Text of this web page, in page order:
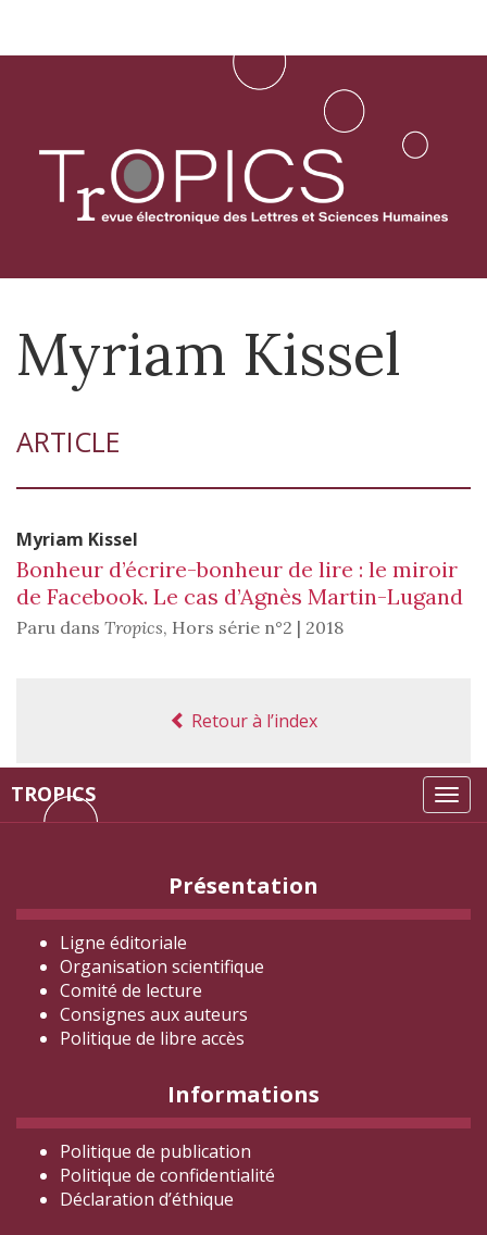
Aller
TROPICS
Myriam Kissel
ARTICLE
Myriam Kissel
Bonheur d’écrire-bonheur de lire : le miroir
de Facebook. Le cas d’Agnès Martin-Lugand
Paru dans Tropics, Hors série n°2 | 2018
Retour à l’index
Présentation
Ligne éditoriale
Organisation scientifique
Comité de lecture
Consignes aux auteurs
Politique de libre accès
Informations
Politique de publication
Politique de confidentialité
Déclaration d’éthique